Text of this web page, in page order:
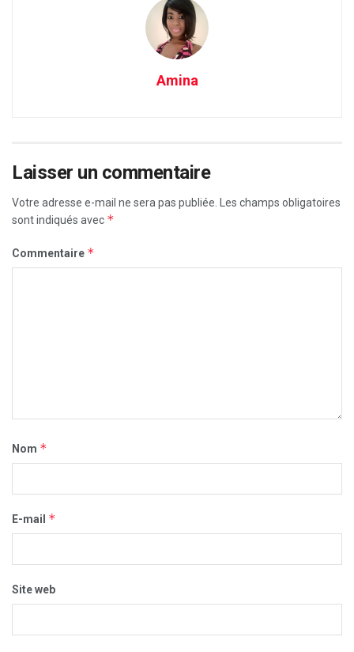
Amina
Laisser un commentaire
Votre adresse e-mail ne sera pas publiée.
Les champs obligatoires
sont indiqués avec *
Commentaire *
Nom *
E-mail *
Site web